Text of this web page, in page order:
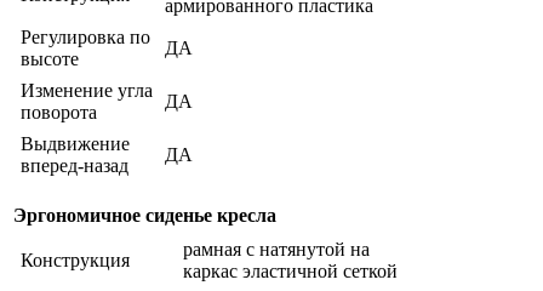
армированного пластика
Регулировка по
высоте
ДА
Изменение угла
поворота
ДА
Выдвижение
вперед-назад
ДА
Эргономичное сиденье кресла
Конструкция
рамная с натянутой на
каркас эластичной сеткой